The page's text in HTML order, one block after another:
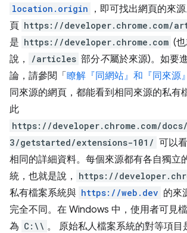
location.origin
，即可找出網頁的來
頁 https://developer.chrome.com/
是 https://developer.chrome.com (
說，
/articles 部分不屬於來源)。如要
論，請參閱「 瞭解『同網站』和『同來源』
同來源的網頁，都能看到相同來源的私有
此
https://developer.chrome.com/
3/getstarted/extensions-101/ 可以
相同的詳細資料。每個來源都有各自獨立
統，也就是說，
https://
私有檔案系統與 https://web.dev 的來
完全不同。在 Windows 中，使用者可見
為 C:\\ 。 原始私人檔案系統的對等項目